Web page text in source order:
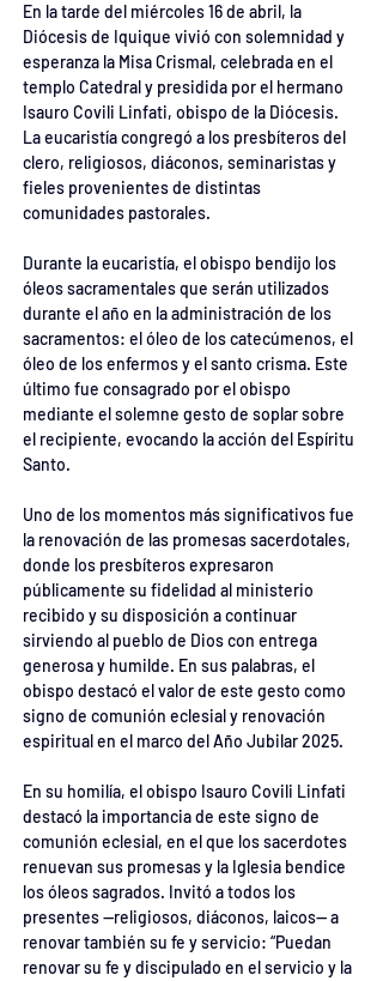
En la tarde del miércoles 16 de abril, la
Diócesis de Iquique vivió con solemnidad y
esperanza la Misa Crismal, celebrada en el
templo Catedral y presidida por el hermano
Isauro Covili Linfati, obispo de la Diócesis.
La eucaristía congregó a los presbíteros del
clero, religiosos, diáconos, seminaristas y
fieles provenientes de distintas
comunidades pastorales.
Durante la eucaristía, el obispo bendijo los
óleos sacramentales que serán utilizados
durante el año en la administración de los
sacramentos: el óleo de los catecúmenos, el
óleo de los enfermos y el santo crisma. Este
último fue consagrado por el obispo
mediante el solemne gesto de soplar sobre
el recipiente, evocando la acción del Espíritu
Santo.
Uno de los momentos más significativos fue
la renovación de las promesas sacerdotales,
donde los presbíteros expresaron
públicamente su fidelidad al ministerio
recibido y su disposición a continuar
sirviendo al pueblo de Dios con entrega
generosa y humilde. En sus palabras, el
obispo destacó el valor de este gesto como
signo de comunión eclesial y renovación
espiritual en el marco del Año Jubilar 2025.
En su homilía, el obispo Isauro Covili Linfati
destacó la importancia de este signo de
comunión eclesial, en el que los sacerdotes
renuevan sus promesas y la Iglesia bendice
los óleos sagrados. Invitó a todos los
presentes —religiosos, diáconos, laicos— a
renovar también su fe y servicio: “Puedan
renovar su fe y discipulado en el servicio y la